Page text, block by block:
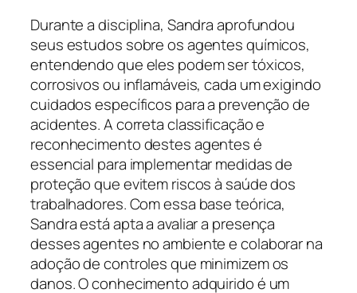
Durante a disciplina, Sandra aprofundou
seus estudos sobre os agentes químicos,
entendendo que eles podem ser tóxicos,
corrosivos ou inflamáveis, cada um exigindo
cuidados específicos para a prevenção de
acidentes. A correta classificação e
reconhecimento destes agentes é
essencial para implementar medidas de
proteção que evitem riscos à saúde dos
trabalhadores. Com essa base teórica,
Sandra está apta a avaliar a presença
desses agentes no ambiente e colaborar na
adoção de controles que minimizem os
danos. O conhecimento adquirido é um